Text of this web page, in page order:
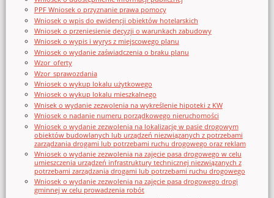
PPF Wniosek o przyznanie prawa pomocy
Wniosek o wpis do ewidencji obiektów hotelarskich
Wniosek o przeniesienie decyzji o warunkach zabudowy
Wniosek o wypis i wyrys z miejscowego planu
Wniosek o wydanie zaświadczenia o braku planu
Wzor_oferty
Wzor_sprawozdania
Wniosek o wykup lokalu użytkowego
Wniosek o wykup lokalu mieszkalnego
Wnisek o wydanie zezwolenia na wykreślenie hipoteki z KW
Wniosek o nadanie numeru porządkowego nieruchomości
Wniosek o wydanie zezwolenia na lokalizację w pasie drogowym
obiektów budowlanych lub urządzeń niezwiązanych z potrzebami
zarządzania drogami lub potrzebami ruchu drogowego oraz reklam
Wniosek o wydanie zezwolenia na zajęcie pasa drogowego w celu
umieszczenia urządzeń infrastruktury technicznej niezwiązanych z
potrzebami zarządzania drogami lub potrzebami ruchu drogowego
Wniosek o wydanie zezwolenia na zajęcie pasa drogowego drogi
gminnej w celu prowadzenia robót